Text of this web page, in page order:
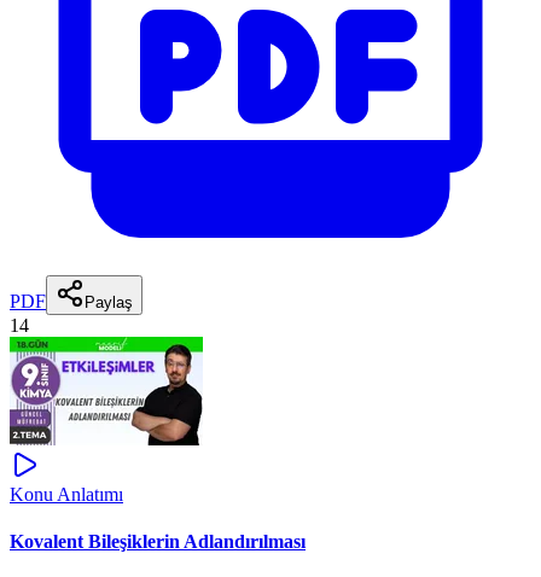
PDF Paylaş
14
Konu Anlatımı
Kovalent Bileşiklerin Adlandırılması